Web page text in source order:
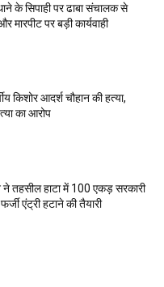
के सिपाही पर ढाबा संचालक से
मारपीट पर बड़ी कार्यवाही
किशोर आदर्श चौहान की हत्या,
का आरोप
तहसील हाटा में 100 एकड़ सरकारी
एंट्री हटाने की तैयारी